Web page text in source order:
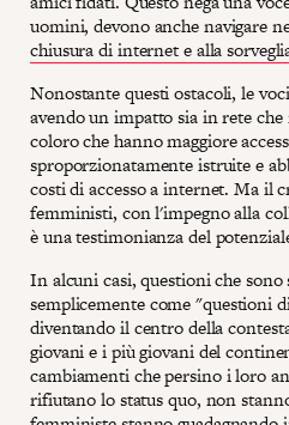
uomini, devono anche navigare
chiusura di internet e alla
Nonostante questi ostacoli, le
avendo un impatto sia in rete
coloro che hanno maggiore
sproporzionatamente istruite e
costi di accesso a internet. Ma il
femministi, con l'impegno alla
è una testimonianza del
In alcuni casi, questioni che
semplicemente come "questioni
diventando il centro della
giovani e i più giovani del
cambiamenti che persino i loro
rifiutano lo status quo, non